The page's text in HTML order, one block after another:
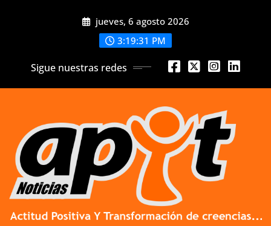
jueves, 6 agosto 2026
3:19:33 PM
Sigue nuestras redes